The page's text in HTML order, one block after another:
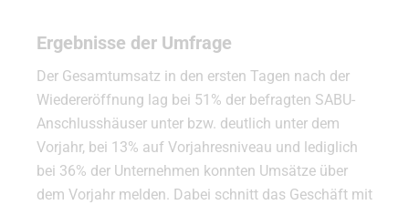
Ergebnisse der Umfrage
Der Gesamtumsatz in den ersten Tagen nach der
Wiedereröffnung lag bei 51% der befragten SABU-
Anschlusshäuser unter bzw. deutlich unter dem
Vorjahr, bei 13% auf Vorjahresniveau und lediglich
bei 36% der Unternehmen konnten Umsätze über
dem Vorjahr melden. Dabei schnitt das Geschäft mit